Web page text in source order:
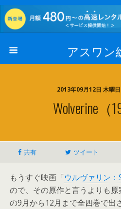
アスワン
2013年09月12日 木曜
Wolverine（
共有 ツイート
もうすぐ映画「ウルヴァリン：
ので、その原作と言うよりも
の9月から12月まで全四巻で出